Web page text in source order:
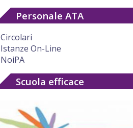
Personale ATA
Circolari
Istanze On-Line
NoiPA
Scuola efficace